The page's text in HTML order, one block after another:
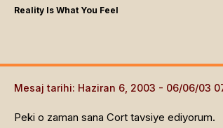
Reality Is What You Feel
Mesaj tarihi: Haziran 6, 2003
Peki o zaman sana Cort tavsiye ediyorum.